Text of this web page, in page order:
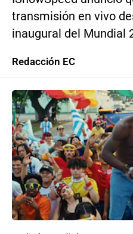
transmisión en vivo
inaugural del Mundial
Redacción EC